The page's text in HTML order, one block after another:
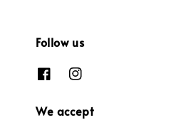
Follow us
We accept